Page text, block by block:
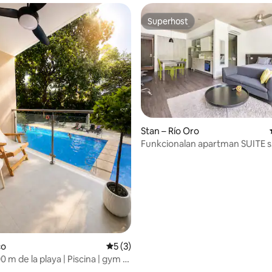
Prosječna ocjena: 5/5, recenzija: 3
5 (3)
m de la playa | Piscina | gym |
Superhost
Superhost
Stan – Río Oro
Funkcionalan apartman SUITE s